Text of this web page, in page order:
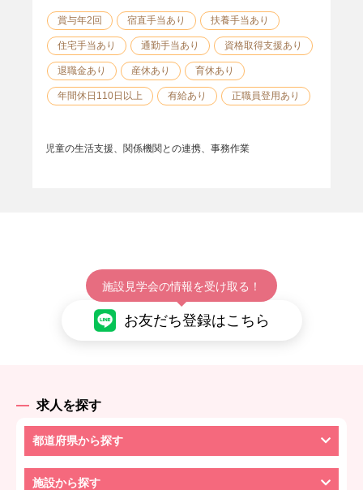
賞与年2回 宿直手当あり 扶養手当あり
住宅手当あり 通勤手当あり 資格取得支援あり
退職金あり 産休あり 育休あり
年間休日110日以上 有給あり 正職員登用あり
児童の生活支援、関係機関との連携、事務作業
施設見学会の情報を受け取る！
お友だち登録はこちら
求人を探す
都道府県から探す
施設から探す